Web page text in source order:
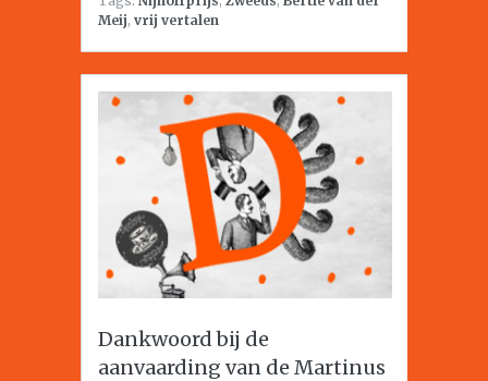
Meij, vrij vertalen
Dankwoord bij de
aanvaarding van de Martinus